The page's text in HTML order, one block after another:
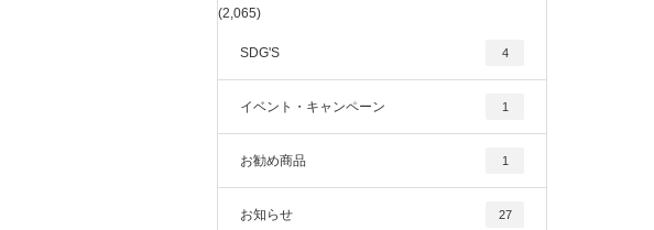
(2,065)
SDG'S 4
イベント・キャンペーン 1
お勧め商品 1
お知らせ 27